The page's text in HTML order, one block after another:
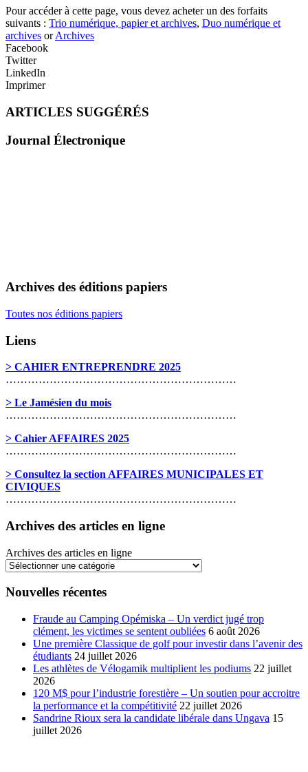
Pour accéder à cette page, vous devez acheter un des forfaits
suivants : Trio numérique, papier et archives, Duo numérique et
archives orArchives
Facebook
Twitter
LinkedIn
Imprimer
ARTICLES SUGGÉRÉS
Journal Électronique
Archives des éditions papiers
Toutes nos éditions papiers
Liens
> CAHIER ENTREPRENDRE 2025
………………………………………………………
> Le Jamésien du mois
………………………………………………………
> Cahier AFFAIRES 2025
………………………………………………………
> Consultez la section AFFAIRES MUNICIPALES ET
CIVIQUES
………………………………………………………
Archives des articles en ligne
Archives des articles en ligne
Nouvelles récentes
Fraude au Camping Opémiska – Un verdict jugé trop
clément, les victimes se sentent oubliées 6 août 2026
Une première Classique de golf pour investir dans l’avenir des
étudiants 24 juillet 2026
Les athlètes de Vélogamik multiplient les podiums 22 juillet
2026
120 M$ pour l’industrie forestière – Un soutien pour accroitre
la performance et la compétitivité 22 juillet 2026
Sandrine Rioux sera la candidate libérale dans Ungava 15
juillet 2026